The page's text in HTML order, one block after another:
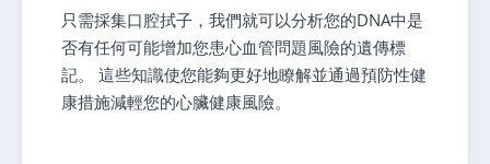
只需採集口腔拭子，我們就可以分析您的DNA中是
否有任何可能增加您患心血管問題風險的遺傳標
記。 這些知識使您能夠更好地瞭解並通過預防性健
康措施減輕您的心臟健康風險。